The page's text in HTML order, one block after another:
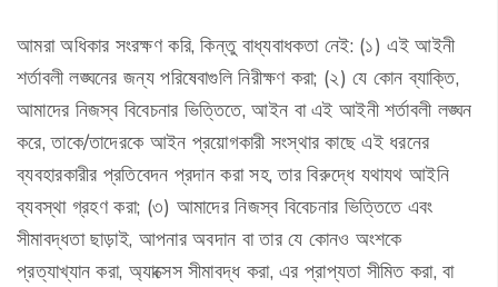
আমরা অধিকার সংরক্ষণ করি, কিন্তু বাধ্যবাধকতা নেই: (১) এই আইনী
শর্তাবলী লঙ্ঘনের জন্য পরিষেবাগুলি নিরীক্ষণ করা; (২) যে কোন ব্যাক্তি,
আমাদের নিজস্ব বিবেচনার ভিত্তিতে, আইন বা এই আইনী শর্তাবলী লঙ্ঘন
করে, তাকে/তাদেরকে আইন প্রয়োগকারী সংস্থার কাছে এই ধরনের
ব্যবহারকারীর প্রতিবেদন প্রদান করা সহ, তার বিরুদ্ধে যথাযথ আইনি
ব্যবস্থা গ্রহণ করা; (৩) আমাদের নিজস্ব বিবেচনার ভিত্তিতে এবং
সীমাবদ্ধতা ছাড়াই, আপনার অবদান বা তার যে কোনও অংশকে
প্রত্যাখ্যান করা, অ্যাক্সেস সীমাবদ্ধ করা, এর প্রাপ্যতা সীমিত করা, বা